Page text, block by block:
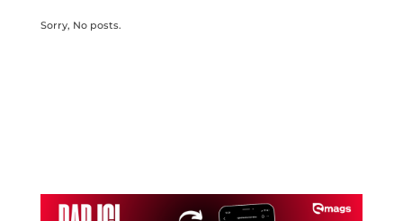
Sorry, No posts.